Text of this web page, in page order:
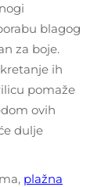
blagog
za boje.
ih
pomaže
ovih
dulje
plažna